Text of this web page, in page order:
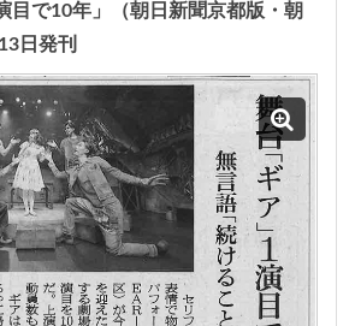
目で10年」（朝日新聞京都版・朝
日発刊